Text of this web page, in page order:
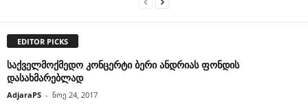
EDITOR PICKS
საქველმოქმედო კონცერტი ბერი ანდრიას ფონდის
დასახმარებლად
AdjaraPS - ნოე 24, 2017